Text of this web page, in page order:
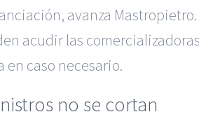
avanza
acudir las
en caso necesario.
no se cortan